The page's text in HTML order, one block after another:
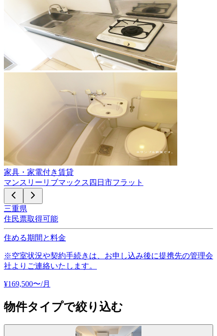
家具・家電付き賃貸
マンスリーリブマックス四日市フラット
三重県
住民票取得可能
住める期間と料金
※空室状況や契約手続きは、お申し込み後に提携先の管理会
社よりご連絡いたします。
¥169,500〜/月
物件タイプで絞り込む